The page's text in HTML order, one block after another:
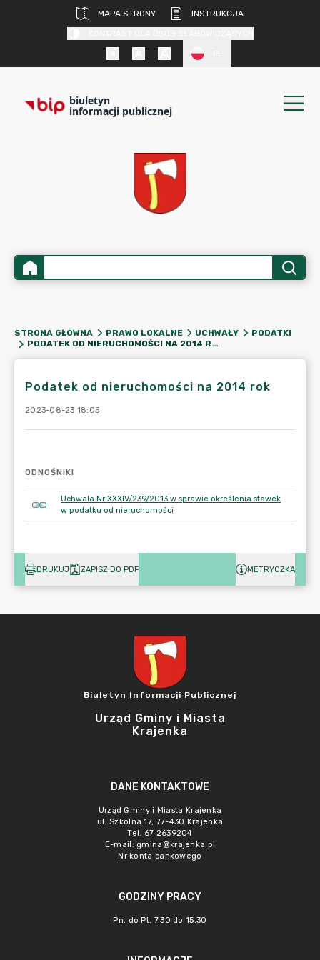
MAPA STRONY
INSTRUKCJA
biuletyn
informacji publicznej
STRONA GŁÓWNA PRAWO LOKALNE UCHWAŁY
PODATKI
PODATEK OD NIERUCHOMOŚCI NA 2014 ROK
Podatek od nieruchomości na 2014 rok
2023-08-23 18:05
ODNOŚNIKI
Uchwała Nr XXXIV/239/2013 w sprawie określenia stawek
w podatku od nieruchomości
DRUKUJ ZAPISZ DO PDF METRYCZKA
Biuletyn Informacji Publicznej
Urząd Gminy i Miasta
Krajenka
DANE KONTAKTOWE
Urząd Gminy i Miasta Krajenka
ul. Szkolna 17, 77-430 Krajenka
Tel. 67 2639204
E-mail: gmina@krajenka.pl
Nr konta bankowego
GODZINY PRACY
Pn. do Pt. 7.30 do 15.30